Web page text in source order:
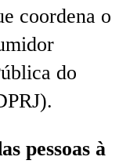
coordena o
do
pessoas à